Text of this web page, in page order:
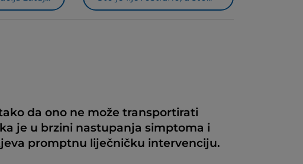
da ono ne može transportirati
je u brzini nastupanja simptoma i
promptnu liječničku intervenciju.